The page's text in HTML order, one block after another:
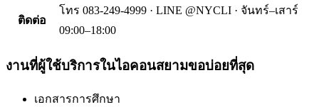
ติดต่อ
โทร 083-249-4999 · LINE @NYCLI · จันทร์–เสาร์
09:00–18:00
งานที่ผู้ใช้บริการในไอคอนสยามขอบ่อยที่สุด
เอกสารการศึกษา